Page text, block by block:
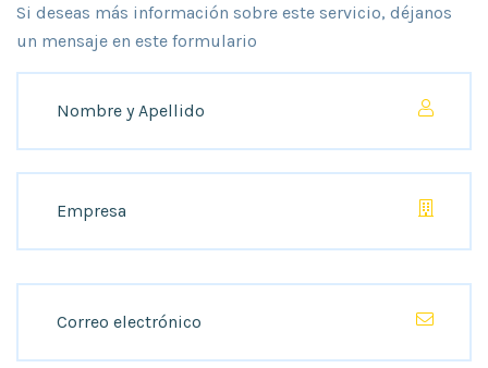
Si deseas más información sobre este servicio, déjanos
un mensaje en este formulario